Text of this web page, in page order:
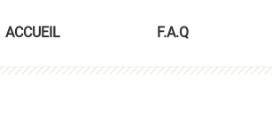
ACCUEIL F.A.Q